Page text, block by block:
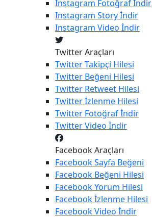
Instagram Fotoğraf İndir
Instagram Story İndir
Instagram Video İndir
Twitter Araçları
TwitterTakipçi Hilesi
Twitter Beğeni Hilesi
Twitter Retweet Hilesi
Twitterİzlenme Hilesi
Twitter Fotoğraf İndir
TwitterVideo İndir
Facebook Araçları
FacebookSayfa Beğeni
Facebook Beğeni Hilesi
FacebookYorum Hilesi
Facebookİzlenme Hilesi
FacebookVideo İndir